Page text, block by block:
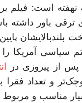
نهفته است:
باور داشته
بلندبالایشان
سیاسی آمریکا
پس از پیروزی در
و تعداد فقرا
مناسب و مربوط